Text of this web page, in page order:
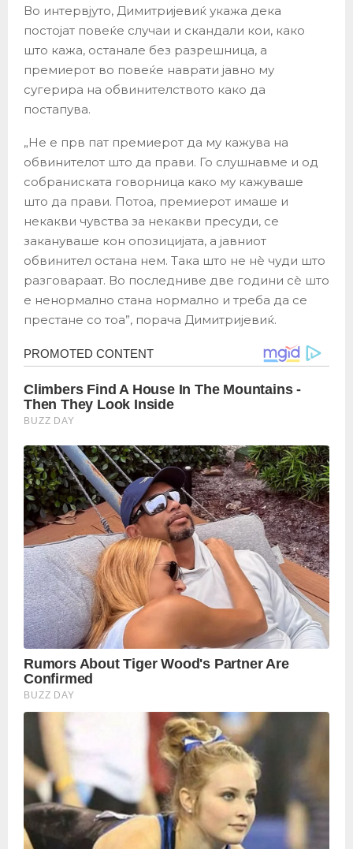
Во интервјуто, Димитријевиќ укажа дека
постојат повеќе случаи и скандали кои, како
што кажа, останале без разрешница, а
премиерот во повеќе наврати јавно му
сугерира на обвинителството како да
постапува.
„Не е прв пат премиерот да му кажува на
обвинителот што да прави. Го слушнавме и од
собраниската говорница како му кажуваше
што да прави. Потоа, премиерот имаше и
некакви чувства за некакви пресуди, се
закануваше кон опозицијата, а јавниот
обвинител остана нем. Така што не нѐ чуди што
разговараат. Во последниве две години сѐ што
е ненормално стана нормално и треба да се
престане со тоа”, порача Димитријевиќ.